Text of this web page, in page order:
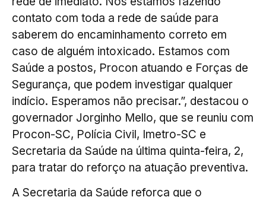
contato com toda a rede de saúde para
saberem do encaminhamento correto em
caso de alguém intoxicado. Estamos com
Saúde a postos, Procon atuando e Forças de
Segurança, que podem investigar qualquer
indício. Esperamos não precisar.”, destacou o
governador Jorginho Mello, que se reuniu com
Procon-SC, Polícia Civil, Imetro-SC e
Secretaria da Saúde na última quinta-feira, 2,
para tratar do reforço na atuação preventiva.
A Secretaria da Saúde reforça que o